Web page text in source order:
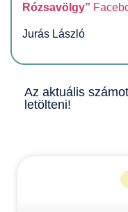
Rózsavölgy”
Jurás László
Az aktuális
letölteni!